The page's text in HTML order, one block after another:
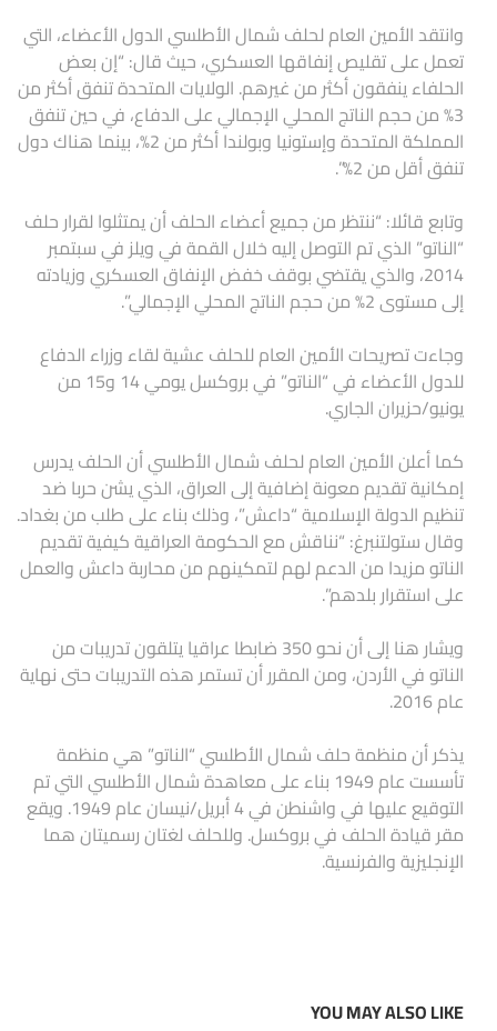
وانتقد الأمين العام لحلف شمال الأطلسي الدول الأعضاء، التي
تعمل على تقليص إنفاقها العسكري، حيث قال: “إن بعض
الحلفاء ينفقون أكثر من غيرهم. الولايات المتحدة تنفق أكثر من
3% من حجم الناتج المحلي الإجمالي على الدفاع، في حين تنفق
المملكة المتحدة وإستونيا وبولندا أكثر من 2%، بينما هناك دول
تنفق أقل من 2%”.
وتابع قائلا: “ننتظر من جميع أعضاء الحلف أن يمتثلوا لقرار حلف
“الناتو” الذي تم التوصل إليه خلال القمة في ويلز في سبتمبر
2014، والذي يقتضي بوقف خفض الإنفاق العسكري وزيادته
إلى مستوى 2% من حجم الناتج المحلي الإجمالي”.
وجاءت تصريحات الأمين العام للحلف عشية لقاء وزراء الدفاع
للدول الأعضاء في “الناتو” في بروكسل يومي 14 و15 من
يونيو/حزيران الجاري.
كما أعلن الأمين العام لحلف شمال الأطلسي أن الحلف يدرس
إمكانية تقديم معونة إضافية إلى العراق، الذي يشن حربا ضد
تنظيم الدولة الإسلامية “داعش”، وذلك بناء على طلب من بغداد.
وقال ستولتنبرغ: “نناقش مع الحكومة العراقية كيفية تقديم
الناتو مزيدا من الدعم لهم لتمكينهم من محاربة داعش والعمل
على استقرار بلدهم”.
ويشار هنا إلى أن نحو 350 ضابطا عراقيا يتلقون تدريبات من
الناتو في الأردن، ومن المقرر أن تستمر هذه التدريبات حتى نهاية
عام 2016.
يذكر أن منظمة حلف شمال الأطلسي “الناتو” هي منظمة
تأسست عام 1949 بناء على معاهدة شمال الأطلسي التي تم
التوقيع عليها في واشنطن في 4 أبريل/نيسان عام 1949. ويقع
مقر قيادة الحلف في بروكسل. وللحلف لغتان رسميتان هما
الإنجليزية والفرنسية.
YOU MAY ALSO LIKE